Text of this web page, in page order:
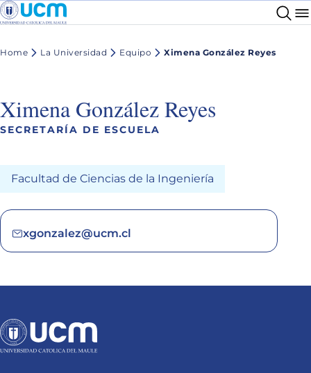
Home La Universidad Equipo Ximena González Reyes
Ximena González Reyes
SECRETARÍA DE ESCUELA
Facultad de Ciencias de la Ingeniería
xgonzalez@ucm.cl